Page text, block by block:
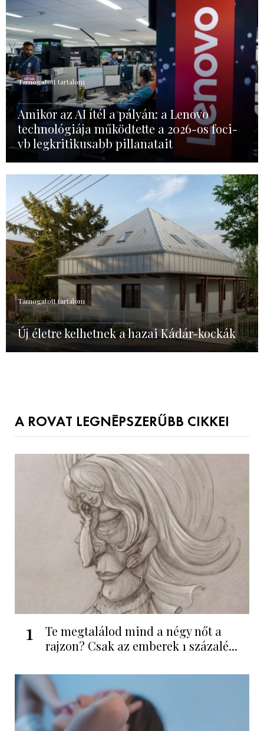
Támogatott tartalom
Amikor az AI ítél a pályán: a Lenovo
technológiája működtette a 2026-os foci-
vb legkritikusabb pillanatait
Támogatott tartalom
Új életre kelhetnek a hazai Kádár-kockák
A ROVAT LEGNÉPSZERŰBB CIKKEI
1
Te megtalálod mind a négy nőt a
rajzon? Csak az emberek 1 százalé...